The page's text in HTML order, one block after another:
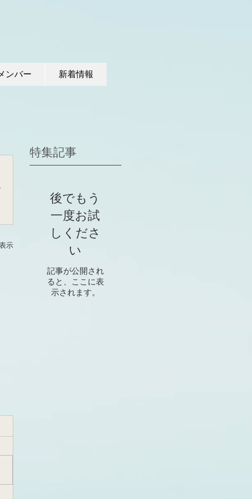
ンバー 新着情報
示
特集記事
後でもう
一度お試
しくださ
い
記事が公開され
ると、ここに表
示されます。